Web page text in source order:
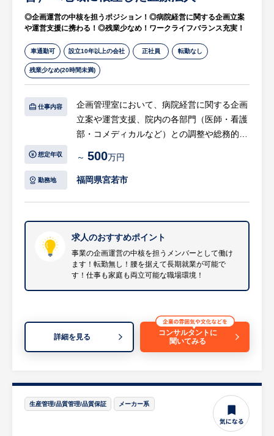
◎企画運営の中核を担うポジション！◎病院経営に関する企画立案
や運営支援に携わる！◎残業少なめ！ワークライフバランス充実！
車通勤可 設立10年以上の会社 正社員 転勤なし
残業少なめ(20時間未満)
仕事内容
企画管理室において、病院経営に関する企画
立案や運営支援、院内の各部門（医師・看護
部・コメディカルなど）との調整や総務的業
お任せします。
◯院内プロジェクトの企画・調整・進行管理
◯医師・看護部・コメディカル部門との調整
および補助業務
◯設備什器管理・環境整備等の総務的業務お
よび雑務対応
※詳細は面談時にお伝えします
想定年収 ～ 500万円
勤務地 福岡県宮若市
求人のおすすめポイント
事業の企画運営の中核を担うメンバーとして働け
ます！転勤無し！腰を据えて長期就業が可能で
す！仕事も家庭も両立可能な職場環境！
詳細を見る
コンサルタントに
聞いてみる
生産管理/品質管理/品質保証 メーカー系